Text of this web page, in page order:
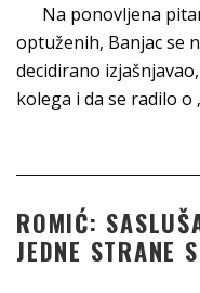
Na ponovljena
optuženih, Banjac se
decidirano
kolega i da se radilo o
ROMIĆ:
JEDNE STRANE